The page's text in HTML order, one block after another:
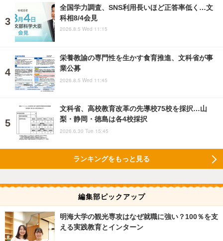
全国学力調査、SNS利用長いほど正答率低く…文
科相8/4会見
2026.8.5 Wed 11:15
栄養教諭の専門性を生かす食育推進、文科省が事
業公募
2026.8.5 Wed 11:45
文科省、高校教育改革の先導校75校を採択…山
梨・静岡・徳島は各4校採択
2026.6.30 Tue 15:45
ランキングをもっと見る
編集部ピックアップ
明海大学の観光専攻はなぜ就職に強い？100％を支
える実践教育とインターン